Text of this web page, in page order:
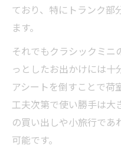
ており、特にトランク部
ます。
それでもクラシックミニ
っとしたお出かけには十
アシートを倒すことで荷
工夫次第で使い勝手は大
の買い出しや小旅行であ
可能です。